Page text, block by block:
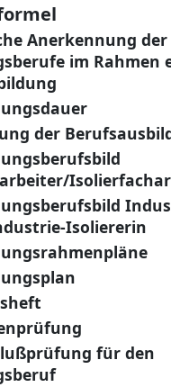
Anerkennung der
im Rahmen
der
Isoliererin
für den